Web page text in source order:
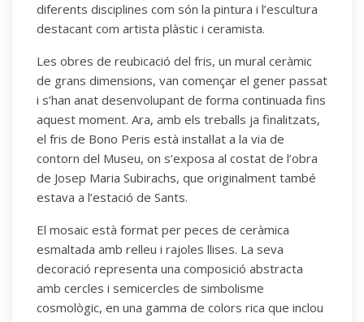
diferents disciplines com són la pintura i l’escultura
destacant com artista plàstic i ceramista.
Les obres de reubicació del fris, un mural ceràmic
de grans dimensions, van començar el gener passat
i s’han anat desenvolupant de forma continuada fins
aquest moment. Ara, amb els treballs ja finalitzats,
el fris de Bono Peris està instal·lat a la via de
contorn del Museu, on s’exposa al costat de l’obra
de Josep Maria Subirachs, que originalment també
estava a l’estació de Sants.
El mosaic està format per peces de ceràmica
esmaltada amb relleu i rajoles llises. La seva
decoració representa una composició abstracta
amb cercles i semicercles de simbolisme
cosmològic, en una gamma de colors rica que inclou